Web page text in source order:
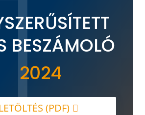
BESZÁMOLÓ
2024
LETÖLTÉS (PDF)